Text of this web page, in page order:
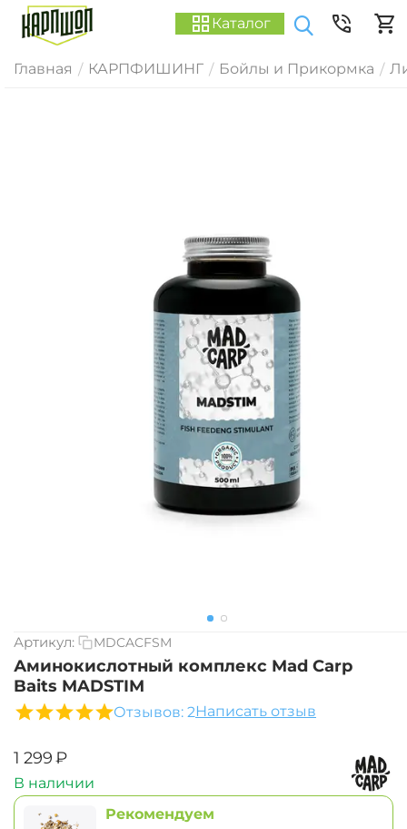
Каталог
Главная / КАРПФИШИНГ / Бойлы и Прикормка /
Артикул: MDCACFSM
Аминокислотный комплекс Mad Carp
Baits MADSTIM
Отзывов: 2Написать отзыв
‍1 299‍₽
В наличии
Рекомендуем